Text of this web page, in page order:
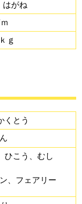
はがね
ｇ
くとう
ひこう、むし
、フェアリー